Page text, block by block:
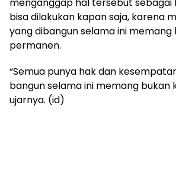
bisa dilakukan kapan saja, karena
yang dibangun selama ini memang
permanen.
“Semua punya hak dan
bangun selama ini memang bukan
ujarnya. (id)